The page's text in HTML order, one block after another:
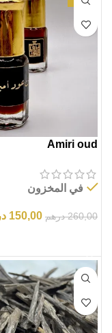
Amiri oud
في المخزون
260,00 درهم 150,00